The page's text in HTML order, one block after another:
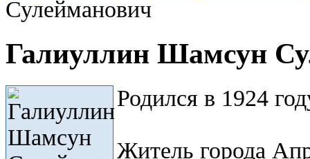
Сулейманович
Галиуллин Шамсун
Родился в 1924
Житель города